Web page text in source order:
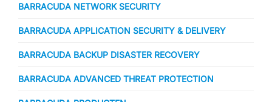
BARRACUDA NETWORK SECURITY
BARRACUDA APPLICATION SECURITY & DELIVERY
BARRACUDA BACKUP DISASTER RECOVERY
BARRACUDA ADVANCED THREAT PROTECTION